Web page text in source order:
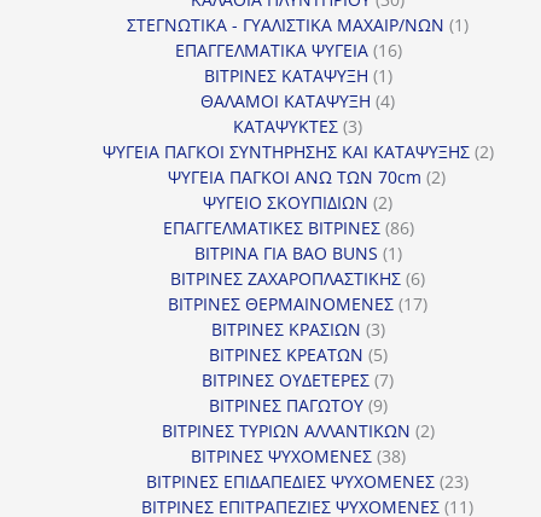
προϊόντα
ΣΤΕΓΝΩΤΙΚΑ - ΓΥΑΛΙΣΤΙΚΑ ΜΑΧΑΙΡ/ΝΩΝ 11
ΕΠΑΓΓΕΛΜΑΤΙΚΑ ΨΥΓΕΙΑ 1616
ΒΙΤΡΙΝΕΣ ΚΑΤΑΨΥΞΗ 11
προϊόν
ΘΑΛΑΜΟΙ ΚΑΤΑΨΥΞΗ 44
ΚΑΤΑΨΥΚΤΕΣ 33
προϊόντα
ΨΥΓΕΙΑ ΠΑΓΚΟΙ ΣΥΝΤΗΡΗΣΗΣ ΚΑΙ ΚΑΤΑΨΥΞΗΣ 22
ΨΥΓΕΙΑ ΠΑΓΚΟΙ ΑΝΩ ΤΩΝ 70cm 22
ΨΥΓΕΙΟ ΣΚΟΥΠΙΔΙΩΝ 22
προϊόντα
ΕΠΑΓΓΕΛΜΑΤΙΚΕΣ ΒΙΤΡΙΝΕΣ 8686
ΒΙΤΡΙΝΑ ΓΙΑ BAO BUNS 11
προϊόν
ΒΙΤΡΙΝΕΣ ΖΑΧΑΡΟΠΛΑΣΤΙΚΗΣ 66
προϊόντα
ΒΙΤΡΙΝΕΣ ΘΕΡΜΑΙΝΟΜΕΝΕΣ 1717
ΒΙΤΡΙΝΕΣ ΚΡΑΣΙΩΝ 33
προϊόντα
ΒΙΤΡΙΝΕΣ ΚΡΕΑΤΩΝ 55
προϊόντα
ΒΙΤΡΙΝΕΣ ΟΥΔΕΤΕΡΕΣ 77
ΒΙΤΡΙΝΕΣ ΠΑΓΩΤΟΥ 99
προϊόντα
ΒΙΤΡΙΝΕΣ ΤΥΡΙΩΝ ΑΛΛΑΝΤΙΚΩΝ 22
ΒΙΤΡΙΝΕΣ ΨΥΧΟΜΕΝΕΣ 3838
προϊόντα
ΒΙΤΡΙΝΕΣ ΕΠΙΔΑΠΕΔΙΕΣ ΨΥΧΟΜΕΝΕΣ 2323
προϊόντα
ΒΙΤΡΙΝΕΣ ΕΠΙΤΡΑΠΕΖΙΕΣ ΨΥΧΟΜΕΝΕΣ 1111